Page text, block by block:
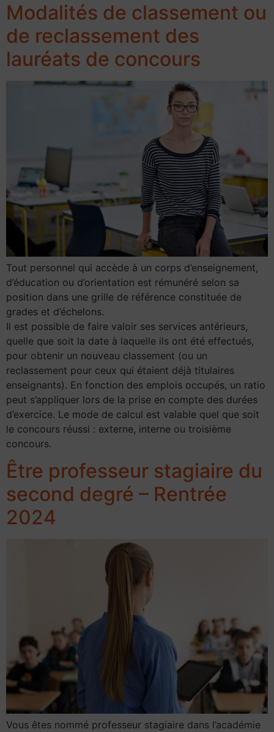
Modalités de classement ou
de reclassement des
lauréats de concours
Tout personnel qui accède à un corps d’enseignement,
d’éducation ou d’orientation est rémunéré selon sa
position dans une grille de référence constituée de
grades et d’échelons.
Il est possible de faire valoir ses services antérieurs,
quelle que soit la date à laquelle ils ont été effectués,
pour obtenir un nouveau classement (ou un
reclassement pour ceux qui étaient déjà titulaires
enseignants). En fonction des emplois occupés, un ratio
peut s’appliquer lors de la prise en compte des durées
d’exercice. Le mode de calcul est valable quel que soit
le concours réussi : externe, interne ou troisième
concours.
Être professeur stagiaire du
second degré – Rentrée
2024
Vous êtes nommé professeur stagiaire dans l’académie